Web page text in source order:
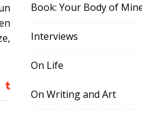
Book: Your Body of
Interviews
On Life
On Writing and Art